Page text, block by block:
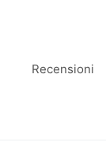
Recensioni